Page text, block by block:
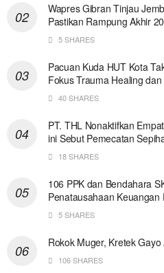
Wapres Gibran Tinjau
Pastikan Rampung Akhir
5 SHARES
Pacuan Kuda HUT Kota
Fokus Trauma Healing
40 SHARES
PT. THL Nonaktifkan
ini Sebut Pemecatan
18 SHARES
106 PPK dan Bendahara
Penatausahaan Keuangan
5 SHARES
Rokok Muger, Kretek
106 SHARES